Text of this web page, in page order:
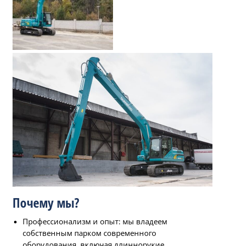
Почему мы?
Профессионализм и опыт: мы владеем
собственным парком современного